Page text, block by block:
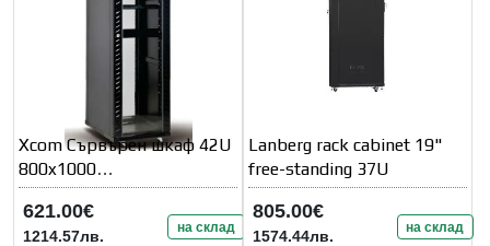
Xcom Сървърен шкаф 42U
800x1000
W800/D1000/H2000
стъклена врата
621.00€
1214.57лв. на склад
Lanberg rack cabinet 19"
free-standing 37U
805.00€
1574.44лв. на склад